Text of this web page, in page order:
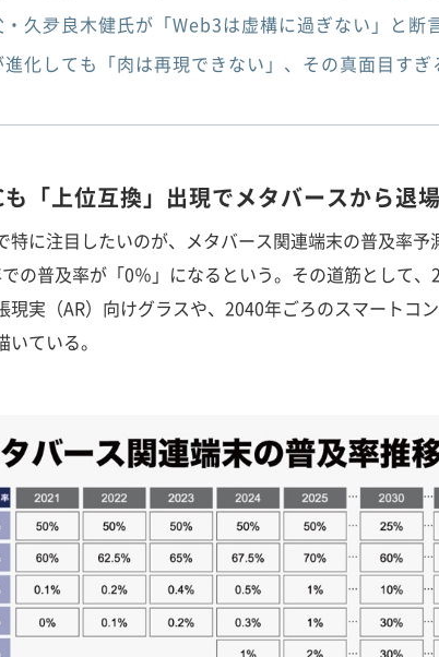
・久夛良木健氏が「Web3は虚構に過ぎない」と断
化しても「肉は再現できない」、その真面目すぎ
も「上位互換」出現でメタバースから退
に注目したいのが、メタバース関連端末の普及率予
の普及率が「0％」になるという。その道筋として
現実（AR）向けグラスや、2040年ごろのスマートコン
ている。